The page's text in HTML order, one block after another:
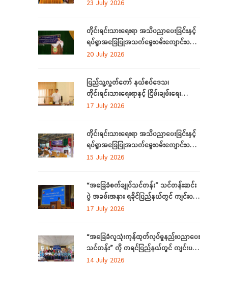
23 July 2026
တိုင်းရင်းသားရေးရာ အသိပညာပေးခြင်းနှင့်
ရပ်ရွာအခြေပြုအသက်မွေးဝမ်းကျောင်းပညာ
လိုအပ်ချက်များကို ဆန်းစစ်စီမံခြင်း
ပြုလုပ်
20 July 2026
ပြည်သူ့လွှတ်တော် နယ်စပ်ဒေသ၊
တိုင်းရင်းသားရေးရာနှင့် ငြိမ်းချမ်းရေး
ကော်မတီနှင့် တိုင်းရင်းသားလူမျိုးများရေးရာ
17 July 2026
တိုင်းရင်းသားရေးရာ အသိပညာပေးခြင်းနှင့်
ရပ်ရွာအခြေပြုအသက်မွေးဝမ်းကျောင်းပညာ
လိုအပ်ချက်တို့ကို ဆန်းစစ်စီမံခြင်း အစီအစဉ်
15 July 2026
“အခြေခံစက်ချုပ်သင်တန်း” သင်တန်းဆင်း
ပွဲ အခမ်းအနား ရခိုင်ပြည်နယ်တွင် ကျင်းပ
ပြုလုပ်
17 July 2026
“အခြေခံလူသုံးကုန်ထုတ်လုပ်မှုနည်းပညာပေး
သင်တန်း” ကို ကရင်ပြည်နယ်တွင် ကျင်းပ
ပြုလုပ်
14 July 2026